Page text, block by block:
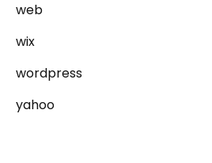
web
wix
wordpress
yahoo